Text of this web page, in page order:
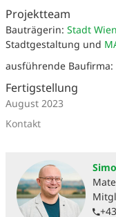
Projektteam
Bauträgerin: Stadt
Stadtgestaltung und
ausführende Baufirma:
Fertigstellung
August 2023
Kontakt